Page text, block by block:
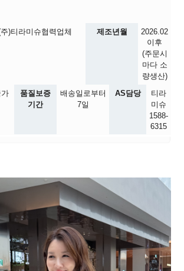
)티라미슈협력업체 제조년월
2026.02
이후
(주문시
마다 소
량생산)
품질보증
기간
배송일로부터
7일
AS담당
티라
미슈
1588-
6315